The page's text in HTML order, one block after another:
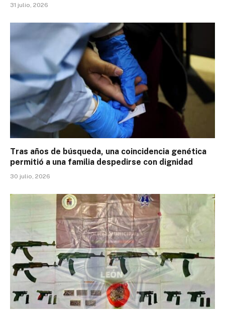
31 julio, 2026
Tras años de búsqueda, una coincidencia genética
permitió a una familia despedirse con dignidad
30 julio, 2026